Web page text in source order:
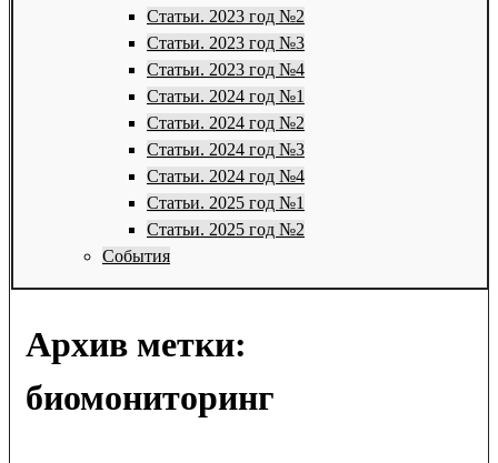
Статьи. 2023 год №2
Статьи. 2023 год №3
Статьи. 2023 год №4
Статьи. 2024 год №1
Статьи. 2024 год №2
Статьи. 2024 год №3
Статьи. 2024 год №4
Статьи. 2025 год №1
Статьи. 2025 год №2
События
Архив метки:
биомониторинг